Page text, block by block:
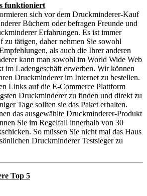
funktioniert
sich vor dem Druckminderer-Kauf
Büchern oder befragen Freunde und
Erfahrungen. Es ist immer
zu tätigen, daher nehmen Sie sowohl
als auch die Ihrer anderen
kann man sowohl im World Wide Web
im Ladengeschäft erwerben. Wir können
Druckminderer im Internet zu bestellen.
Links auf die E-Commerce Plattform
Druckminderer zu finden und direkt zu
Tage sollten sie das Paket erhalten.
das ausgewählte Druckminderer-Produkt
Sie im Regelfall innerhalb von 30
So müssen Sie nicht mal das Haus
Druckminderer Testsieger zu
Top 5